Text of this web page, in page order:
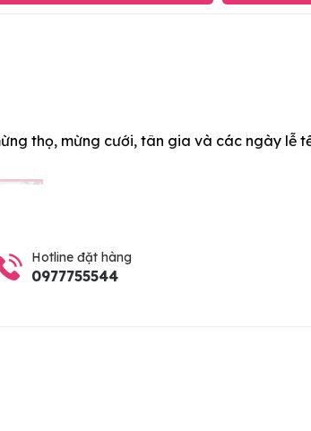
thọ, mừng cưới, tân gia và các ngày lễ
Hotline đặt hàng
0977755544